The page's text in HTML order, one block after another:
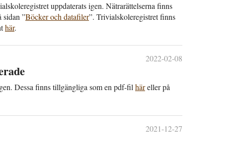
upp­daterats igen. Nätra­rättelserna finns
sidan ”Böcker och data­filer”. Trivial­skole­registret finns
här.
2022-02-08
Dessa finns till­gängliga som en pdf-fil häreller på
2021-12-27